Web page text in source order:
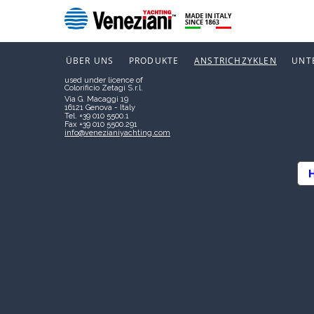
ÜBER UNS PRODUKTE ANSTRICHZYKLEN
Boero Bartolomeo S.p.A.
Società soggetta a direzione e
P.I. 00267120103
used under licence of
Colorificio Zetagi S.r.l.
Via G. Macaggi 19
16121 Genova - Italy
Tel. +39 010 5500.1
Fax +39 010 5500.291
info@venezianiyachting.com
NEWS